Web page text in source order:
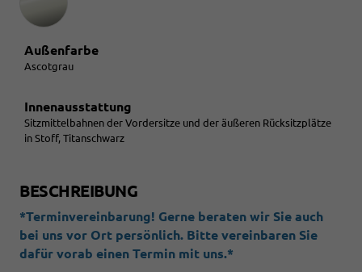
Außenfarbe
Ascotgrau
Innenausstattung
Sitzmittelbahnen der Vordersitze und der äußeren Rücksitzplätze
in Stoff, Titanschwarz
BESCHREIBUNG
*Terminvereinbarung! Gerne beraten wir Sie auch
bei uns vor Ort persönlich. Bitte vereinbaren Sie
dafür vorab einen Termin mit uns.*